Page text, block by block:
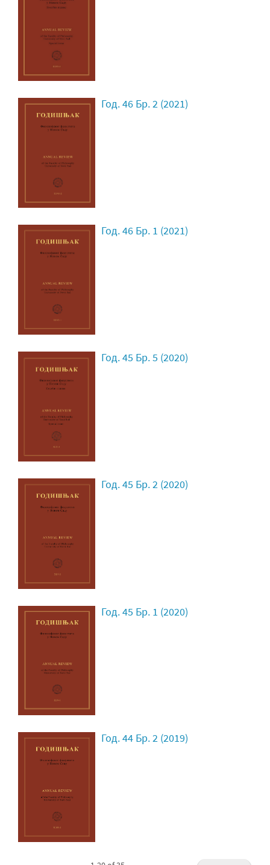
Год. 46 Бр. 2 (2021)
Год. 46 Бр. 1 (2021)
Год. 45 Бр. 5 (2020)
Год. 45 Бр. 2 (2020)
Год. 45 Бр. 1 (2020)
Год. 44 Бр. 2 (2019)